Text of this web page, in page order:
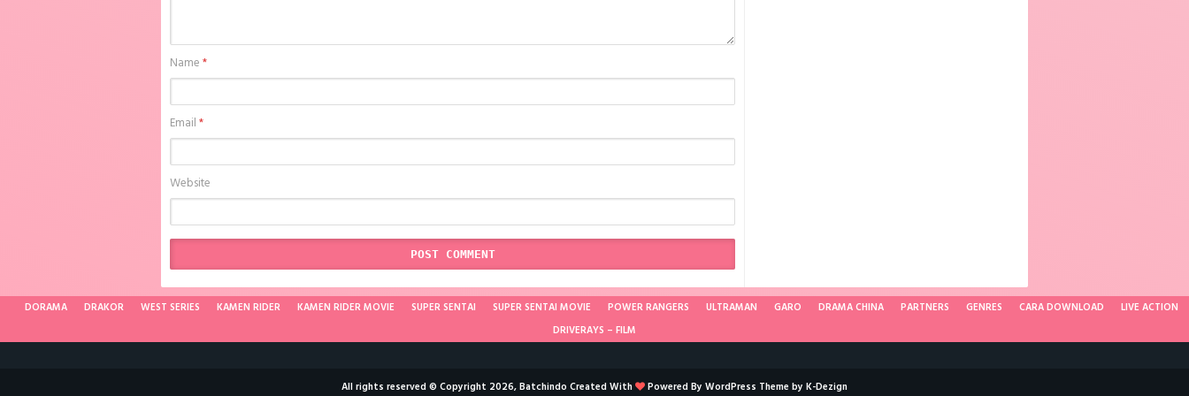
Name*
Email*
Website
DORAMA DRAKOR WEST SERIES KAMEN RIDER KAMEN RIDER MOVIE SUPER SENTAI SUPER SENTAI MOVIE POWER RANGERS ULTRAMAN GARO DRAMA CHINA PARTNERS GENRES CARA DOWNLOAD
LIVE ACTION
DRIVERAYS – FILM
All rights reserved © Copyright 2026, Batchindo Created With Powered By WordPress Theme by K-Dezign